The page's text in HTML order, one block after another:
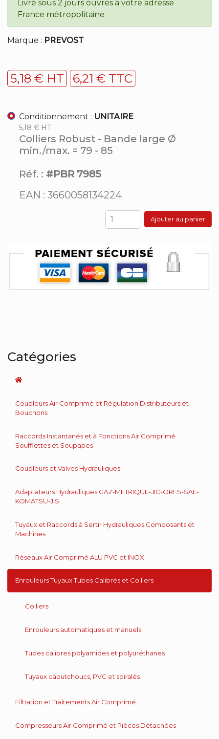
Livré sous 2 jours ouvrés à votre adresse
France métropolitaine
Marque : PREVOST
5,18 € HT 6,21 € TTC
Conditionnement : UNITAIRE
5,18 € HT
Colliers Robust - Bande large Ø
min./max. = 79 - 85
Réf. : #PBR 7985
EAN : 3660058134224
Ajouter au panier
Catégories
Coupleurs Air Comprimé et Régulation Distributeurs et
Bouchons
Raccords Instantanés et à Fonctions Air Comprimé
Soufflettes et Soupapes
Coupleurs et Valves Hydrauliques
Adaptateurs Hydrauliques GAZ-METRIQUE-JIC-ORFS-SAE-
KOMATSU-JIS
Tuyaux et Raccords à Sertir Hydrauliques Composants et
Machines
Réseaux Air Comprimé ALU PVC et INOX
Enrouleurs Tuyaux Tubes Calibrés et Colliers
Colliers
Enrouleurs automatiques et manuels
Tubes calibres polyamides et polyuréthanes
Tuyaux caoutchoucs, PVC et spiralés
Filtration et Traitements Air Comprimé
Compresseurs Air Comprimé et Pièces Détachées